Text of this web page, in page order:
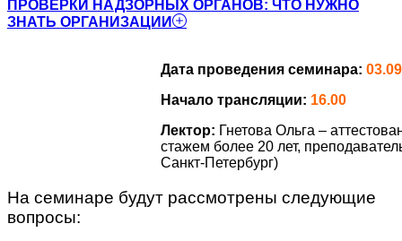
ПРОВЕРКИ НАДЗОРНЫХ ОРГАНОВ: ЧТО НУЖНО
ЗНАТЬ ОРГАНИЗАЦИИ
Дата проведения семинара:
Начало трансляции: 16.00
Лектор: Гнетова Ольга –
стажем более 20 лет,
Санкт-Петербург)
На семинаре будут рассмотрены следующие
вопросы: